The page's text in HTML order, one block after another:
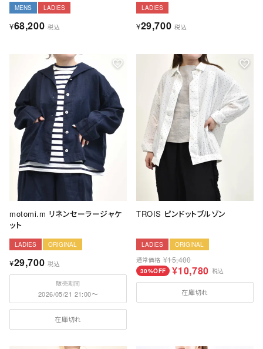
MENS LADIES
¥68,200 税込
LADIES
¥29,700 税込
motomi.m リネンセーラージャケ
ット
LADIES ORIGINAL
¥29,700 税込
販売期間
2026/05/21 21:00〜
在庫切れ
TROIS ピンドットブルゾン
LADIES
ORIGINAL
通常価格 ¥15,400
30%OFF ¥10,780 税込
在庫切れ